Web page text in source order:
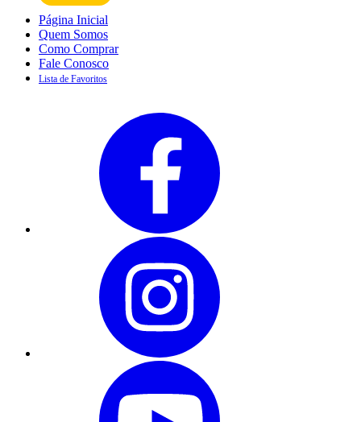
Página Inicial
Quem Somos
Como Comprar
Fale Conosco